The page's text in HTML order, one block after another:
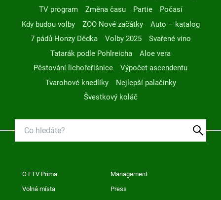
TV program
Změna času Partie
Počasí
Kdy budou volby
ZOO Nové začátky
Auto – katalog
7 pádů Honzy Dědka
Volby 2025
Svařené víno
Tatarák podle Pohlreicha
Aloe vera
Pěstování lichořeřišnice
Výpočet ascendentu
Tvarohové knedlíky
Nejlepší palačinky
Švestkový koláč
O FTV Prima Management
Volná místa Press